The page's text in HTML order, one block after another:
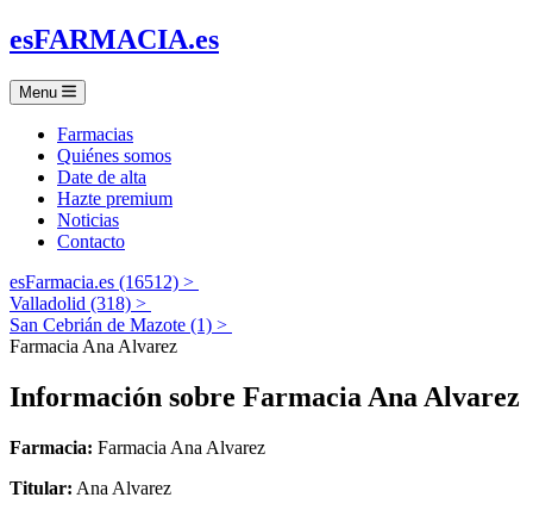
esFARMACIA.es
Menu
Farmacias
Quiénes somos
Date de alta
Hazte premium
Noticias
Contacto
esFarmacia.es (16512) >
Valladolid (318) >
San Cebrián de Mazote (1) >
Farmacia Ana Alvarez
Información sobre Farmacia Ana Alvarez
Farmacia: Farmacia Ana Alvarez
Titular: Ana Alvarez